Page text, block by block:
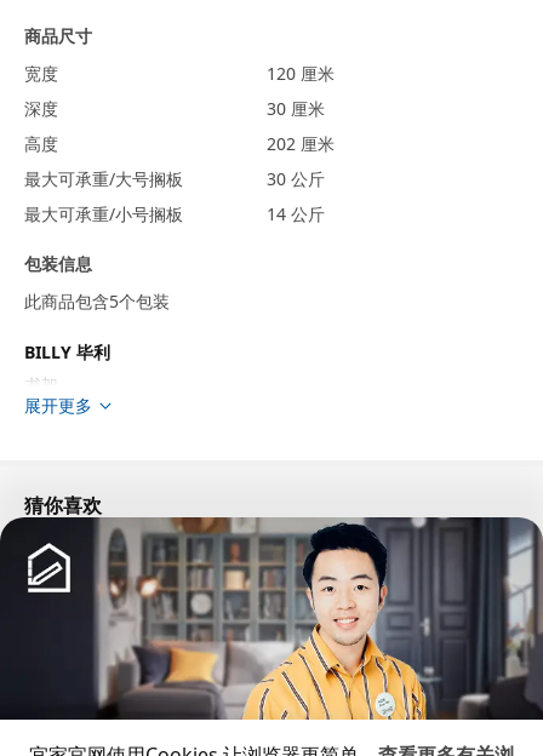
商品尺寸
宽度
120 厘米
深度
30 厘米
高度
202 厘米
最大可承重/大号搁板
30 公斤
最大可承重/小号搁板
14 公斤
包装信息
此商品包含5个包装
BILLY 毕利
书架
长度
24.49 公斤
容量
51.6 公升
26.00 公斤
39 厘米
1
BILLY 毕利
展开更多
猜你喜欢